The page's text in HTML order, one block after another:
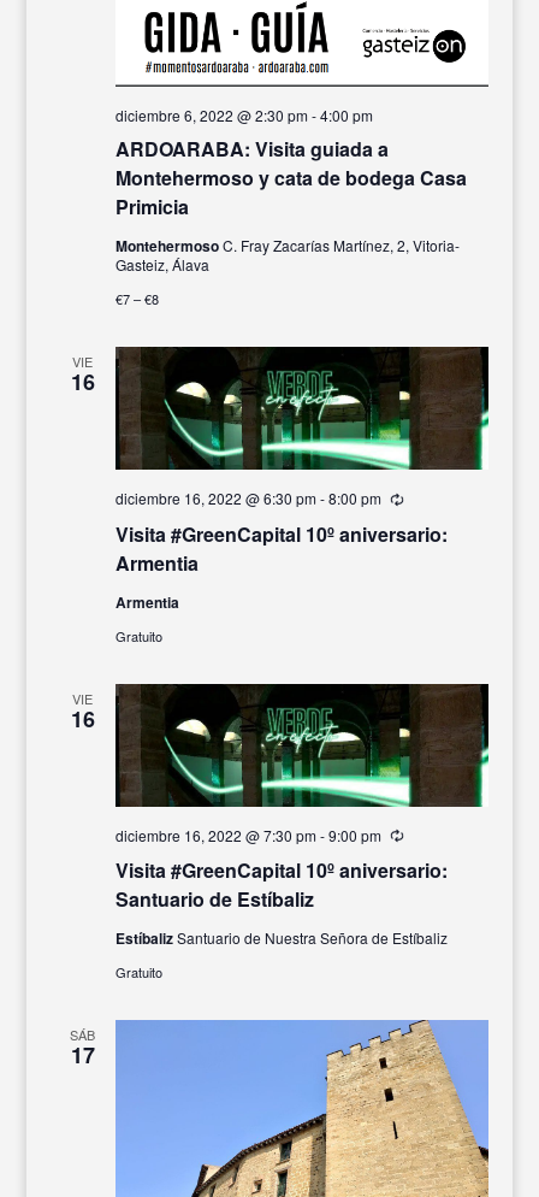
ARDOARABA: Visita guiada a
Montehermoso y cata de bodega Casa
Primicia
diciembre 6, 2022 @ 2:30 pm-4:00 pm
MontehermosoC. Fray Zacarías Martínez, 2, Vitoria-
Gasteiz, Álava
€7 – €8
VIE
16
Visita #GreenCapital 10º aniversario:
Armentia
diciembre 16, 2022 @ 6:30 pm-8:00 pm Recurrente
Armentia
Gratuito
VIE
16
Visita #GreenCapital 10º aniversario:
Santuario de Estíbaliz
diciembre 16, 2022 @ 7:30 pm-9:00 pm Recurrente
EstíbalizSantuario de Nuestra Señora de Estíbaliz
Gratuito
SÁB
17